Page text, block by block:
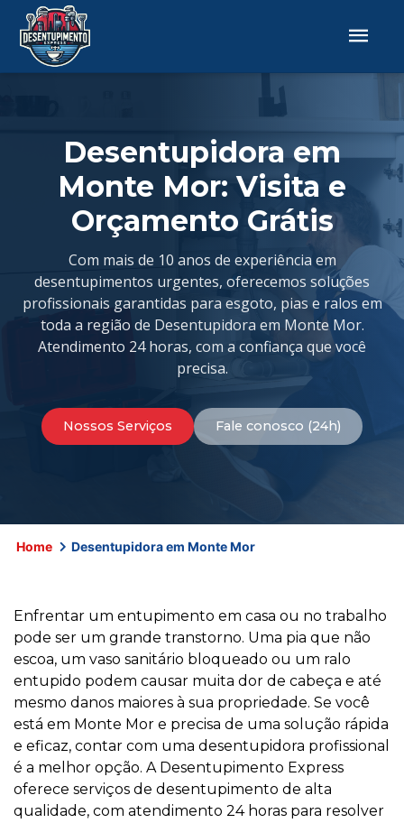
Desentupidora em
Monte Mor: Visita e
Orçamento Grátis
Com mais de 10 anos de experiência em
desentupimentos urgentes, oferecemos soluções
profissionais garantidas para esgoto, pias e ralos em
toda a região de Desentupidora em Monte Mor.
Atendimento 24 horas, com a confiança que você
precisa.
Nossos Serviços Fale conosco (24h)
Home Desentupidora em Monte Mor
Enfrentar um entupimento em casa ou no trabalho
pode ser um grande transtorno. Uma pia que não
escoa, um vaso sanitário bloqueado ou um ralo
entupido podem causar muita dor de cabeça e até
mesmo danos maiores à sua propriedade. Se você
está em Monte Mor e precisa de uma solução rápida
e eficaz, contar com uma desentupidora profissional
é a melhor opção. A Desentupimento Express
oferece serviços de desentupimento de alta
qualidade, com atendimento 24 horas para resolver